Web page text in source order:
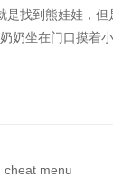
到熊娃娃，但
坐在门口摸着小
menu